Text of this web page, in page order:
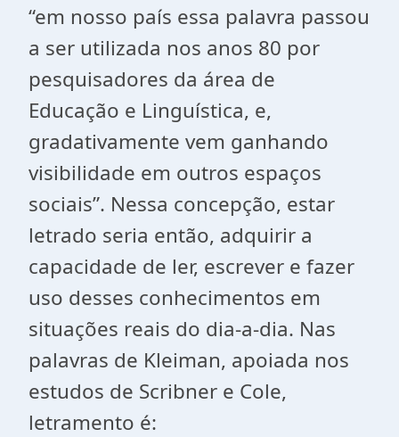
“em nosso país essa palavra passou
a ser utilizada nos anos 80 por
pesquisadores da área de
Educação e Linguística, e,
gradativamente vem ganhando
visibilidade em outros espaços
sociais”. Nessa concepção, estar
letrado seria então, adquirir a
capacidade de ler, escrever e fazer
uso desses conhecimentos em
situações reais do dia-a-dia. Nas
palavras de Kleiman, apoiada nos
estudos de Scribner e Cole,
letramento é: